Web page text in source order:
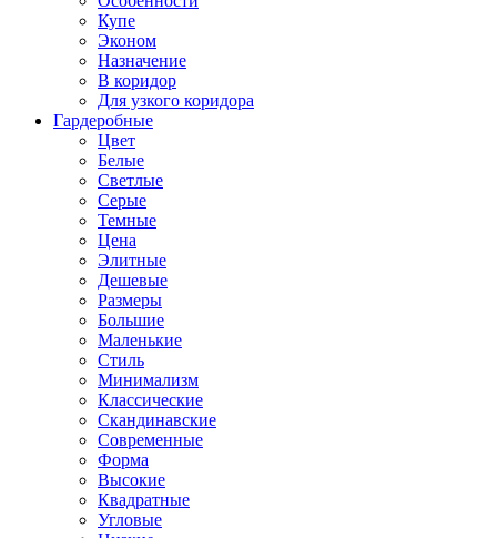
Купе
Эконом
Назначение
В коридор
Для узкого коридора
Гардеробные
Цвет
Белые
Светлые
Серые
Темные
Цена
Элитные
Дешевые
Размеры
Большие
Маленькие
Стиль
Минимализм
Классические
Скандинавские
Современные
Форма
Высокие
Квадратные
Угловые